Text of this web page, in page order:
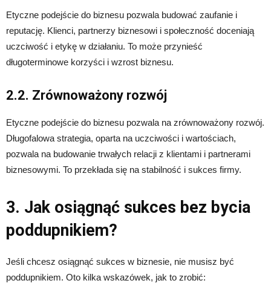
Etyczne podejście do biznesu pozwala budować zaufanie i
reputację. Klienci, partnerzy biznesowi i społeczność doceniają
uczciwość i etykę w działaniu. To może przynieść
długoterminowe korzyści i wzrost biznesu.
2.2. Zrównoważony rozwój
Etyczne podejście do biznesu pozwala na zrównoważony rozwój.
Długofalowa strategia, oparta na uczciwości i wartościach,
pozwala na budowanie trwałych relacji z klientami i partnerami
biznesowymi. To przekłada się na stabilność i sukces firmy.
3. Jak osiągnąć sukces bez bycia
poddupnikiem?
Jeśli chcesz osiągnąć sukces w biznesie, nie musisz być
poddupnikiem. Oto kilka wskazówek, jak to zrobić: